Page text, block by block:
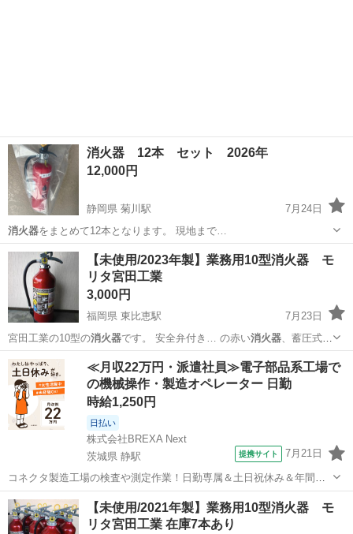
消火器 12本 セット 2026年
12,000円
静岡県 菊川駅
7月24日
消火器をまとめて12本となります。 現地まで…
静岡 御前崎市 菊川駅 その他
【未使用/2023年製】業務用10型消火器 モ
リタ宮田工業
3,000円
福岡県 東比恵駅
7月23日
宮田工業の10型の消火器です。 安全弁付き… の赤い消火器、蓄圧式で
レバーを… で購入から建物内の消火器置き場に設置してお… B -用
途：業務用
消火器-消火剤の種類：… ざいます。 他にも消火器出品し
ております。…
福岡 福岡市 東比恵駅 その他 消火器
≪月収22万円・派遣社員≫電子部品系工場で
の機械操作・製造オペレーター 日勤
時給1,250円
日払い
株式会社BREXA Next
茨城県 静駅
提携サイト 7月21日
コネクタ製造工場の検査や測定作業！日勤専属＆土日祝休み＆年間休
日128日★クリーンルーム内作業★マイカー通勤OK＆無料駐車場あり
★就業先食堂利用可！日払い制度あり！《茨城県常陸大宮市》 人気の
工場のお仕事 ◇コネクタ製造工...
茨城 常陸大宮市 静駅 その他
【未使用/2021年製】業務用10型消火器 モ
リタ宮田工業 在庫7本あり